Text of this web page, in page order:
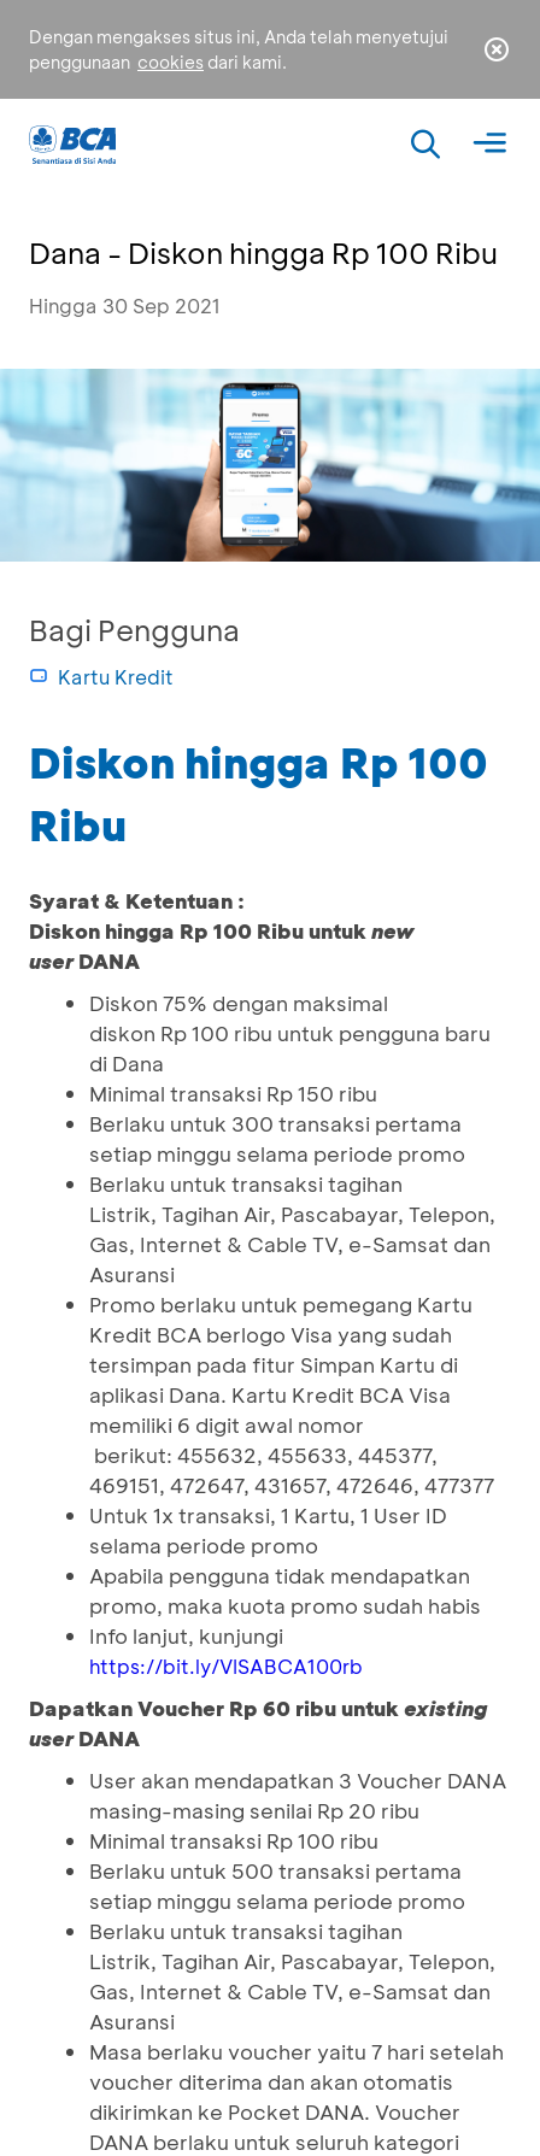
Dengan mengakses situs ini, Anda telah menyetujui
penggunaan cookies dari kami.
Dana - Diskon hingga Rp 100 Ribu
Hingga 30 Sep 2021
Bagi Pengguna
Kartu Kredit
Diskon hingga Rp 100
Ribu
Syarat & Ketentuan :
Diskon hingga Rp 100 Ribu untuk new
userDANA
Diskon 75% dengan maksimal
diskon Rp 100 ribu untuk pengguna baru
di Dana
Minimal transaksi Rp 150 ribu
Berlaku untuk 300 transaksi pertama
setiap minggu selama periode promo
Berlaku untuk transaksi tagihan
Listrik, Tagihan Air, Pascabayar, Telepon,
Gas, Internet & Cable TV, e-Samsat dan
Asuransi
Promo berlaku untuk pemegang Kartu
Kredit BCA berlogo Visa yang sudah
tersimpan pada fitur Simpan Kartu di
aplikasi Dana. Kartu Kredit BCA Visa
memiliki 6 digit awal nomor
berikut: 455632, 455633, 445377,
469151, 472647, 431657, 472646, 477377
Untuk 1x transaksi, 1 Kartu, 1 User ID
selama periode promo
Apabila pengguna tidak mendapatkan
promo, maka kuota promo sudah habis
Info lanjut, kunjungi
https://bit.ly/VISABCA100rb
Dapatkan Voucher Rp 60 ribu untuk existing
userDANA
User akan mendapatkan 3 Voucher DANA
masing-masing senilai Rp 20 ribu
Minimal transaksi Rp 100 ribu
Berlaku untuk 500 transaksi pertama
setiap minggu selama periode promo
Berlaku untuk transaksi tagihan
Listrik, Tagihan Air, Pascabayar, Telepon,
Gas, Internet & Cable TV, e-Samsat dan
Asuransi
Masa berlaku voucher yaitu 7 hari setelah
voucher diterima dan akan otomatis
dikirimkan ke Pocket DANA. Voucher
DANA berlaku untuk seluruh kategori